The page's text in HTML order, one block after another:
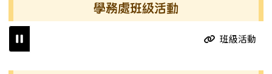
學務處班級活動
班級活動